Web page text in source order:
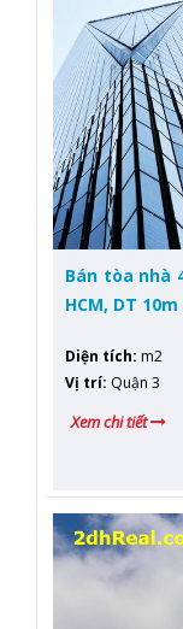
Bán tòa nhà
HCM, DT
Diện tích: m2
Vị trí: Quận 3
Xem chi tiết